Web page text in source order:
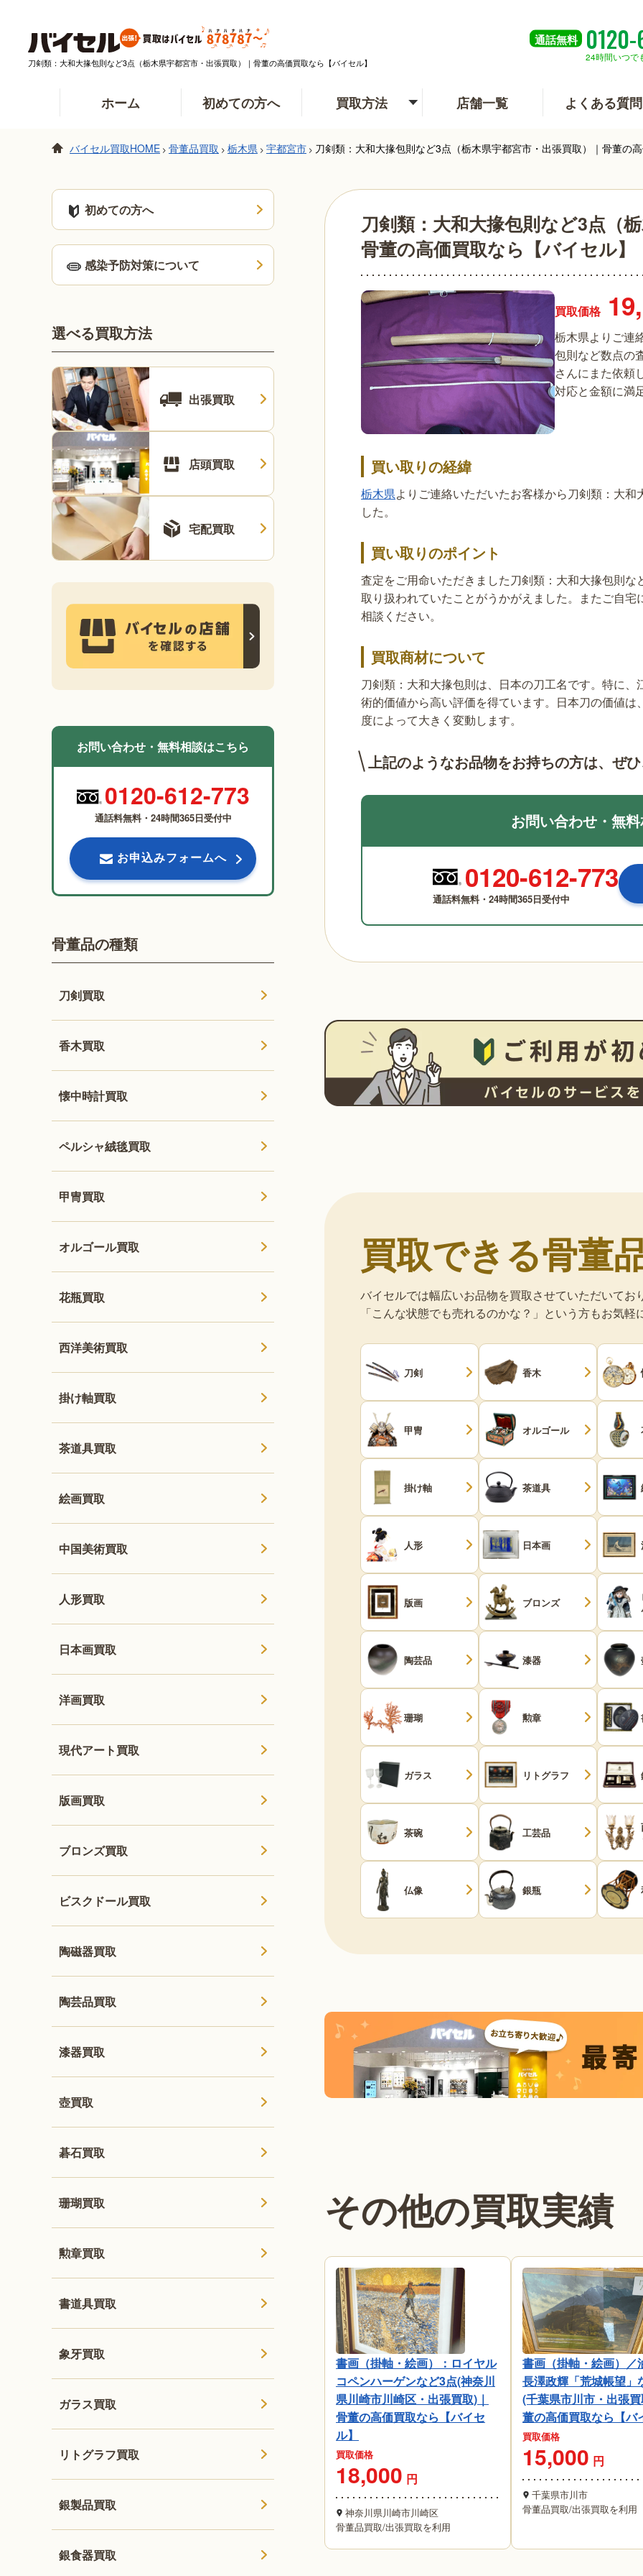
刀剣類：大和大掾包則など3点（栃木県宇都宮市・出張買取）｜骨董の高価買取なら【バイセル】
通話無料 0120-
24時間いつで
ホーム 初めての方へ 買取方法 店舗一覧 よくある質問
バイセル買取HOME > 骨董品買取 > 栃木県 > 宇都宮市 > 刀剣類：大和大掾包則など3点（栃木県宇都宮市・出張買取）｜骨董の
刀剣類：大和大掾包則など3点（
骨董の高価買取なら【バイセル】
買取価格
栃木県よりご連
包則など数点の
さんにまた依頼
対応と金額に満
買い取りの経緯
栃木県よりご連絡いただいたお客様から刀剣類：大
した。
買い取りのポイント
査定をご用命いただきました刀剣類：大和大掾包則
取り扱われていたことがうかがえました。またご自
相談ください。
買取商材について
刀剣類：大和大掾包則は、日本の刀工名です。特に
術的価値から高い評価を得ています。日本刀の価値
度によって大きく変動します。
上記のようなお品物をお持ちの方は、 ぜ
お問い合わせ・無
0120-612-773
通話料無料・24時間365日受付中
買取できる骨董
バイセルでは幅広いお品物を買取させていただいてお
「こんな状態でも売れるのかな？」という方もお気軽
刀剣 香木
甲冑 オルゴール
掛け軸 茶道具
人形 日本画
版画 ブロンズ
陶芸品 漆器
珊瑚 勲章
ガラス リトグラフ
茶碗 工芸品
仏像 銀瓶
その他の買取実績
書画（掛軸・絵画）：ロイヤル
コペンハーゲンなど3点(神奈川
県川崎市川崎区・出張買取)｜
骨董の高価買取なら【バイセ
ル】
買取価格
18,000 円
神奈川県川崎市川崎区
骨董品買取/出張買取を利用
書画（掛軸・絵画）／
長澤政輝「荒城帳望」
(千葉県市川市・出張
董の高価買取なら【バ
買取価格
15,000 円
千葉県市川市
骨董品買取/出張買取を利用
初めての方へ
感染予防対策について
選べる買取方法
出張買取
店頭買取
宅配買取
お問い合わせ・無料相談はこちら
0120-612-773
通話料無料・24時間365日受付中
お申込みフォームへ
骨董品の種類
刀剣買取
香木買取
懐中時計買取
ペルシャ絨毯買取
甲冑買取
オルゴール買取
花瓶買取
西洋美術買取
掛け軸買取
茶道具買取
絵画買取
中国美術買取
人形買取
日本画買取
洋画買取
現代アート買取
版画買取
ブロンズ買取
ビスクドール買取
陶磁器買取
陶芸品買取
漆器買取
壺買取
碁石買取
珊瑚買取
勲章買取
書道具買取
象牙買取
ガラス買取
リトグラフ買取
銀製品買取
銀食器買取